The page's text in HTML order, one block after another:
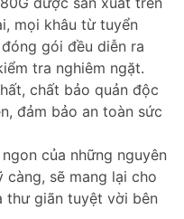
mọi khâu từ tuyển
gói đều diễn ra
tra nghiêm ngặt.
chất bảo quản độc
đảm bảo an toàn sức
của những nguyên
sẽ mang lại cho
thư giãn tuyệt vời bên